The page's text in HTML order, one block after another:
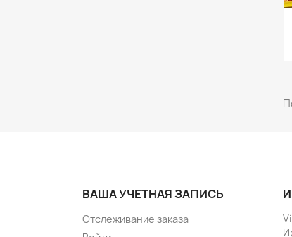
ВАША УЧЕТНАЯ ЗАПИСЬ
Отслеживание заказа